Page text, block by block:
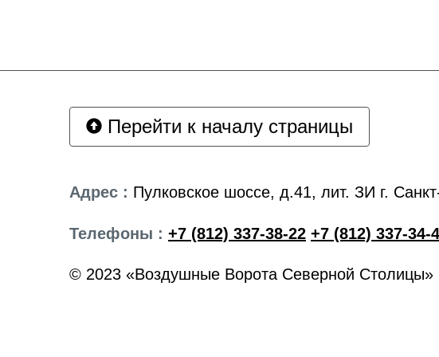
Перейти к началу страницы
Адрес : Пулковское шоссе, д.41, лит. ЗИ г.
Телефоны : +7 (812) 337-38-22 +7 (812) 337-34-
© 2023 «Воздушные Ворота Северной Столицы»